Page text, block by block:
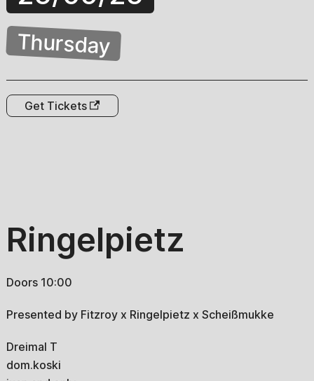
Thursday
Get Tickets
Ringelpietz
Doors 10:00
Presented by Fitzroy x Ringelpietz x Scheißmukke
Dreimal T
dom.koski